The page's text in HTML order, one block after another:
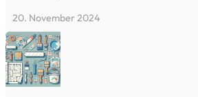
20. November 2024